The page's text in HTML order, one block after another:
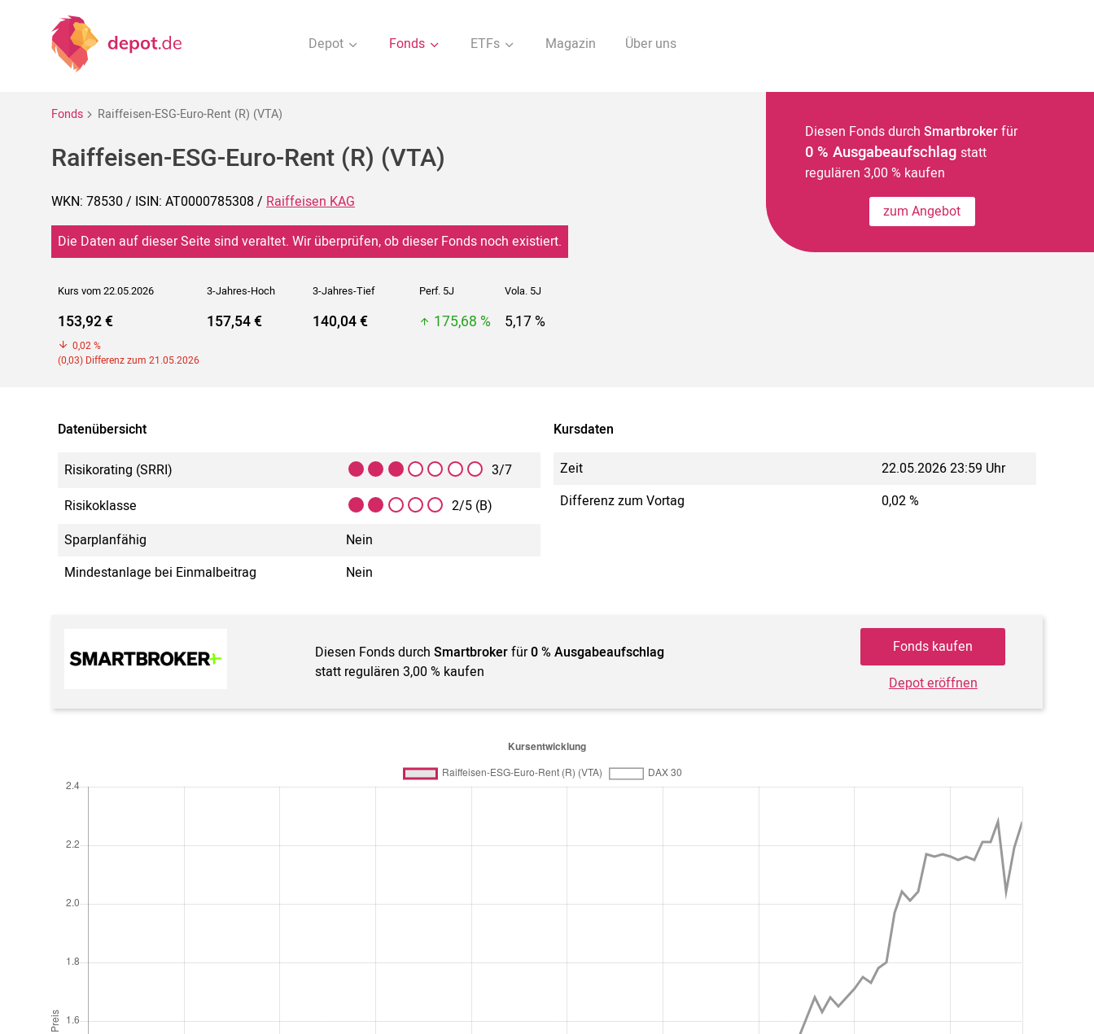
Depot Fonds ETFs Magazin Über uns
Fonds Raiffeisen-ESG-Euro-Rent (R) (VTA)
Raiffeisen-ESG-Euro-Rent (R) (VTA)
WKN: 78530 / ISIN: AT0000785308 / Raiffeisen KAG
Die Daten auf dieser Seite sind veraltet. Wir überprüfen, ob dieser Fonds noch existiert.
Kurs vom 22.05.2026 3-Jahres-Hoch 3-Jahres-Tief Perf. 5J Vola. 5J
153,92 €
0,02 %
(0,03) Differenz zum 21.05.2026
157,54 € 140,04 € 175,68 % 5,17 %
Diesen Fonds durch Smartbrokerfür
0 % Ausgabeaufschlag statt
regulären 3,00 % kaufen
zum Angebot
Datenübersicht
Risikorating (SRRI)
3/7
Risikoklasse
2/5 (B)
Sparplanfähig
Nein
Mindestanlage bei Einmalbeitrag
Nein
Kursdaten
Zeit
22.05.2026 23:59 Uhr
Differenz zum Vortag
0,02 %
Diesen Fonds durchSmartbrokerfür0 % Ausgabeaufschlag
statt regulären 3,00 % kaufen
Fonds kaufen
Depot eröffnen